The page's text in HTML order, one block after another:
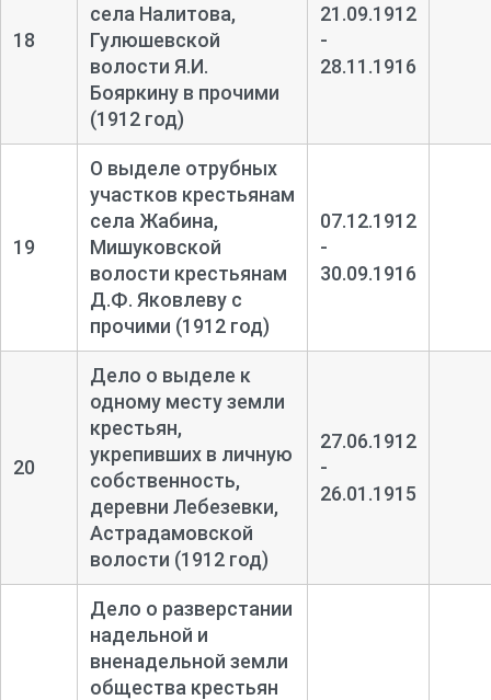
18
села Налитова,
Гулюшевской
волости Я.И.
Бояркину в прочими
(1912 год)
21.09.1912
-
28.11.1916
19
О выделе отрубных
участков крестьянам
села Жабина,
Мишуковской
волости крестьянам
Д.Ф. Яковлеву с
прочими (1912 год)
07.12.1912
-
30.09.1916
20
Дело о выделе к
одному месту земли
крестьян,
укрепивших в личную
собственность,
деревни Лебезевки,
Астрадамовской
волости (1912 год)
27.06.1912
-
26.01.1915
Дело о разверстании
надельной и
вненадельной земли
общества крестьян